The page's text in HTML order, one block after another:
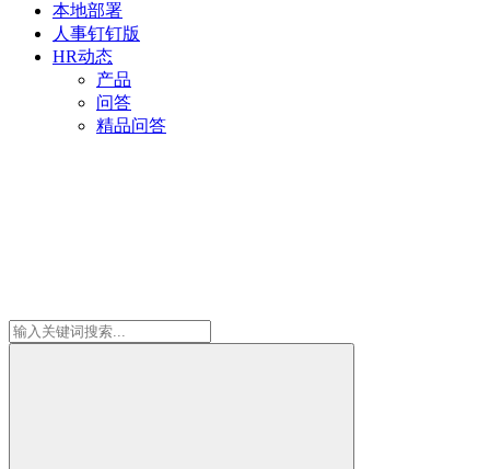
本地部署
人事钉钉版
HR动态
产品
问答
精品问答